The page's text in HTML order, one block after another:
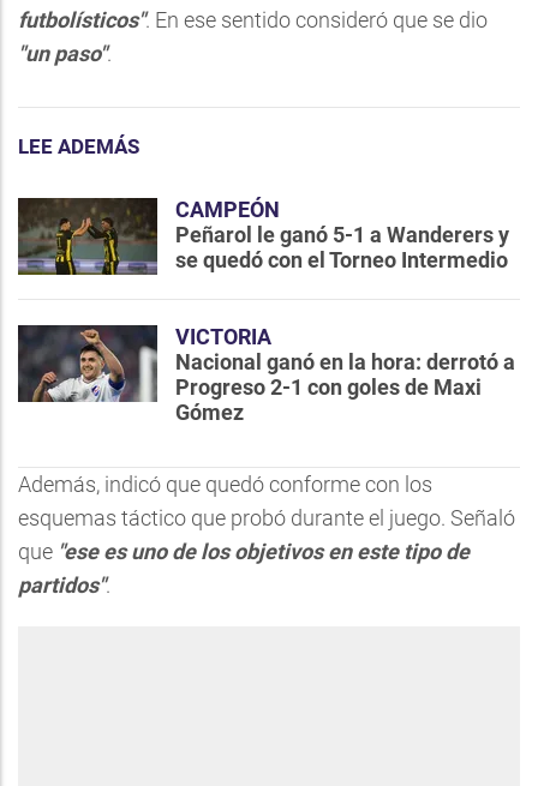
futbolísticos". En ese sentido consideró que se dio
"un paso".
LEE ADEMÁS
CAMPEÓN
Peñarol le ganó 5-1 a Wanderers y
se quedó con el Torneo Intermedio
VICTORIA
Nacional ganó en la hora: derrotó a
Progreso 2-1 con goles de Maxi
Gómez
Además, indicó que quedó conforme con los
esquemas táctico que probó durante el juego. Señaló
que "ese es uno de los objetivos en este tipo de
partidos".